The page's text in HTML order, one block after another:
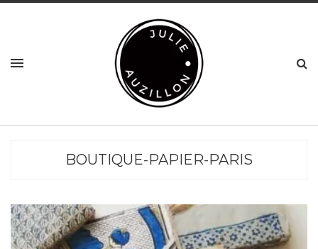
BOUTIQUE-PAPIER-PARIS